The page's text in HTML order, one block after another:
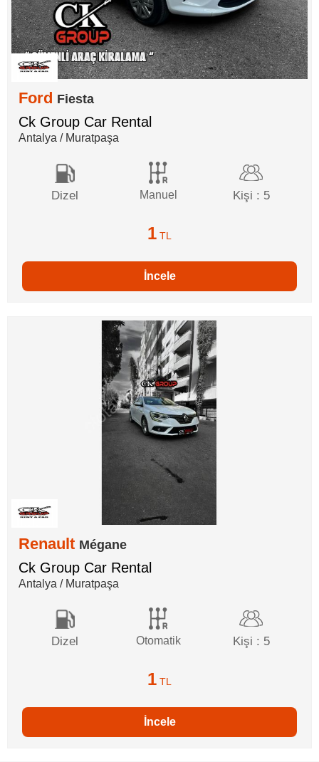
Ford Fiesta
Ck Group Car Rental
Antalya / Muratpaşa
Dizel Manuel Kişi : 5
1 TL
İncele
Renault Mégane
Ck Group Car Rental
Antalya / Muratpaşa
Dizel Otomatik Kişi : 5
1 TL
İncele